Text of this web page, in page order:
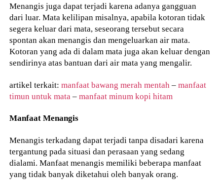
Menangis juga dapat terjadi karena adanya gangguan
dari luar. Mata kelilipan misalnya, apabila kotoran tidak
segera keluar dari mata, seseorang tersebut secara
spontan akan menangis dan mengeluarkan air mata.
Kotoran yang ada di dalam mata juga akan keluar dengan
sendirinya atas bantuan dari air mata yang mengalir.
artikel terkait:manfaat bawang merah mentah –manfaat
timun untuk mata –manfaat minum kopi hitam
Manfaat Menangis
Menangis terkadang dapat terjadi tanpa disadari karena
tergantung pada situasi dan perasaan yang sedang
dialami. Manfaat menangis memiliki beberapa manfaat
yang tidak banyak diketahui oleh banyak orang.